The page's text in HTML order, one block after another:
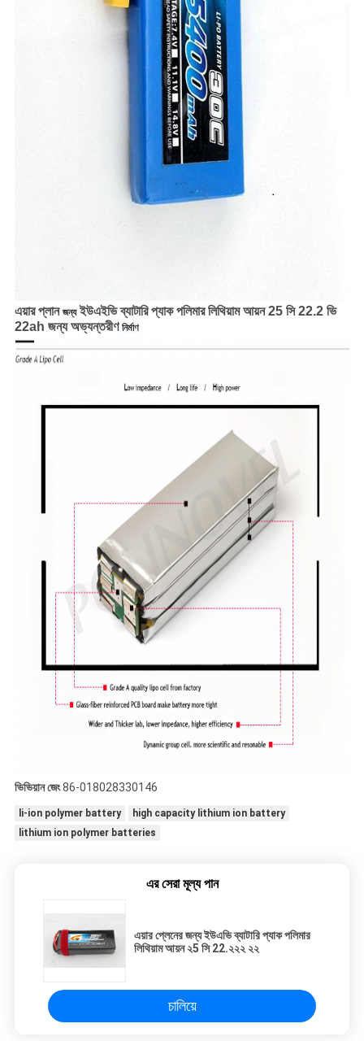
এয়ার প্লান জন্যইউএইভি ব্যাটারি প্যাক পলিমার লিথিয়াম আয়ন 25 সি 22.2 ভি
22ah জন্য অভ্যন্তরীণ নির্মাণ
ভিভিয়ান জেং86-018028330146
li-ion polymer battery
high capacity lithium ion battery
lithium ion polymer batteries
এর সেরা মূল্য পান
এয়ার প্লেনের জন্য ইউএভি ব্যাটারি প্যাক পলিমার
লিথিয়াম আয়ন ২5 সি 22.২২২ ২২
চালিয়ে